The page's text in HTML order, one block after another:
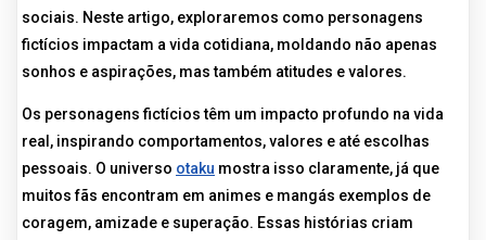
sociais. Neste artigo, exploraremos como personagens
fictícios impactam a vida cotidiana, moldando não apenas
sonhos e aspirações, mas também atitudes e valores.
Os personagens fictícios têm um impacto profundo na vida
real, inspirando comportamentos, valores e até escolhas
pessoais. O universo otaku mostra isso claramente, já que
muitos fãs encontram em animes e mangás exemplos de
coragem, amizade e superação. Essas histórias criam